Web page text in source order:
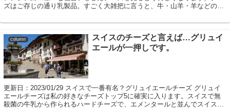
ズはご存じの通り乳製品。すごく大雑把に言うと、牛・山羊・羊などの乳
column
スイスのチーズと言えば…グリュイ
エールが一押しです。
更新日：2023/01/29 スイスで一番有名？グリュイエールチーズ グリュイ
エールチーズは私の好きなチーズトップ5に確実に入ります。スイスで無
殺菌の牛乳から作られるハードチーズで、エメンタールと並んでスイス２